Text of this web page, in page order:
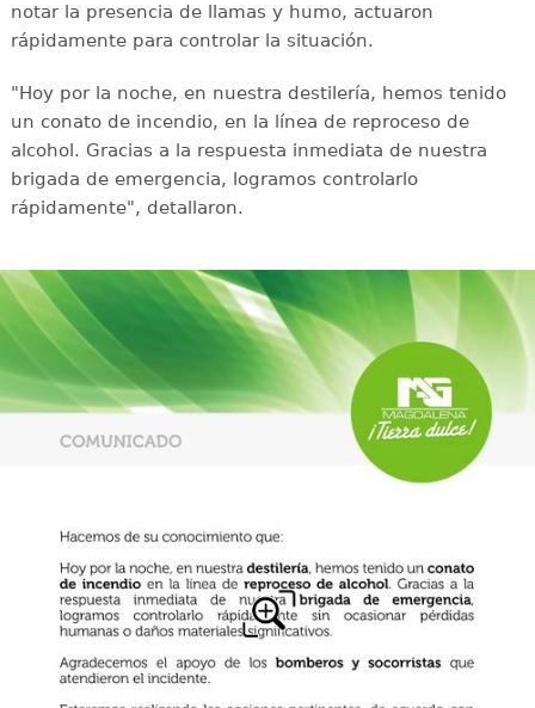
notar la presencia de llamas y humo, actuaron
rápidamente para controlar la situación.
"Hoy por la noche, en nuestra destilería, hemos tenido
un conato de incendio, en la línea de reproceso de
alcohol. Gracias a la respuesta inmediata de nuestra
brigada de emergencia, logramos controlarlo
rápidamente", detallaron.